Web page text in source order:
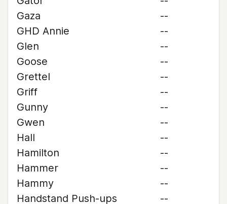
Gaza
--
GHD Annie
--
Glen
--
Goose
--
Grettel
--
Griff
--
Gunny
--
Gwen
--
Hall
--
Hamilton
--
Hammer
--
Hammy
--
Handstand Push-ups
--